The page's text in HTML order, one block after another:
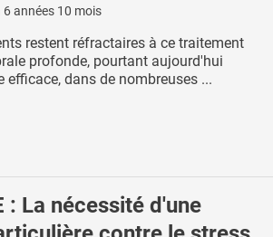
6 années 10 mois
restent réfractaires à ce traitement
profonde, pourtant aujourd'hui
efficace, dans de nombreuses ...
: La nécessité d'une